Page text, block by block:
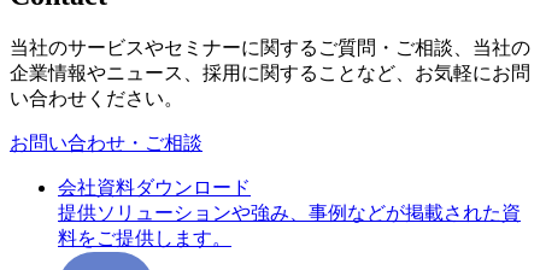
当社のサービスやセミナーに関するご質問・ご相談、当社の
企業情報やニュース、採用に関することなど、お気軽にお問
い合わせください。
お問い合わせ・ご相談
会社資料ダウンロード
提供ソリューションや強み、事例などが掲載された資
料をご提供します。